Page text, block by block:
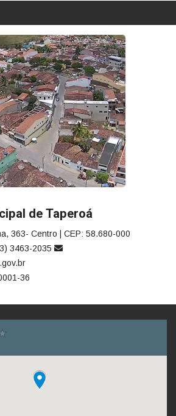
de Taperoá
363- Centro | CEP: 58.680-000
3463-2035
36